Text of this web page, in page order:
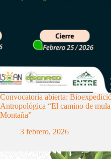
Convocatoria abierta:
Antropológica “El camino de
Montaña”
3 febrero, 2026